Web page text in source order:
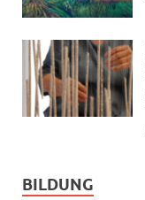
BILDUNG